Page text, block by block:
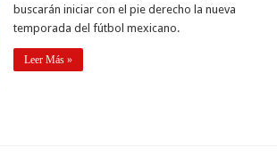
buscarán iniciar con el pie derecho la nueva
temporada del fútbol mexicano.
Leer Más »